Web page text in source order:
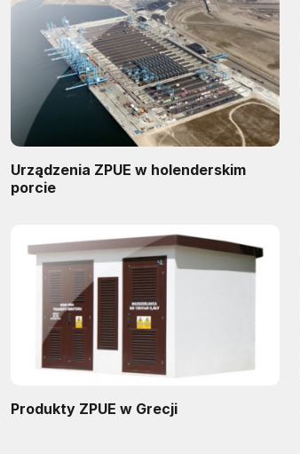
Urządzenia ZPUE w holenderskim
porcie
Produkty ZPUE w Grecji